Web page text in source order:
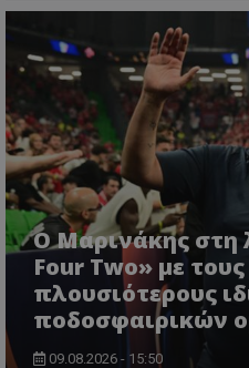
Ο Μαρινάκης στη
Four Two» με τους
πλουσιότερους
ποδοσφαιρικών
09.08.2026 - 15:50